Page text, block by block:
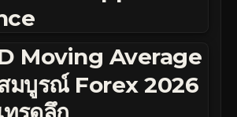
Moving Average
มบูรณ์ Forex 2026